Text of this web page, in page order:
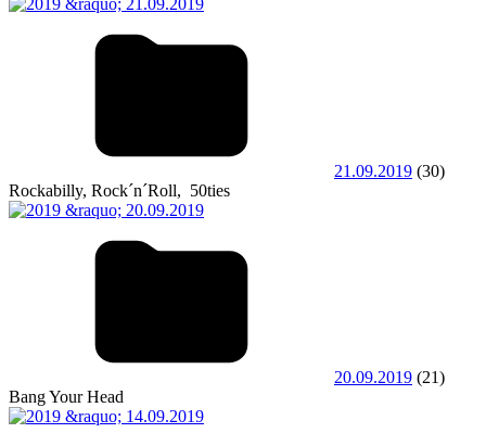
21.09.2019 (30)
Rockabilly, Rock´n´Roll, 50ties
20.09.2019 (21)
Bang Your Head